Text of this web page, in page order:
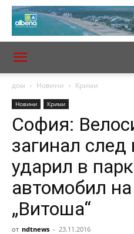
дом Новини Крими
Новини Крими
София:
загинал след
ударил в
автомобил на
„Витоша“
от ndtnews - 23.11.2016